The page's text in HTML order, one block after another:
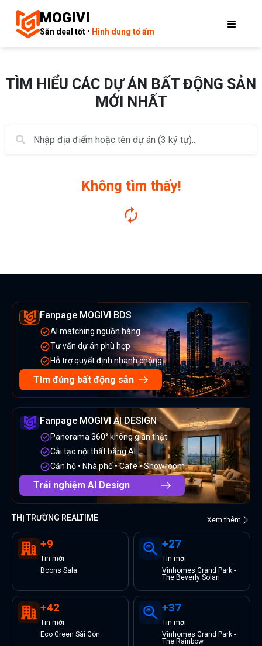
MOGIVI
Săn deal tốt • Hình dung tổ ấm
TÌM HIỂU CÁC DỰ ÁN BẤT ĐỘNG SẢN
MỚI NHẤT
Không tìm thấy!
Fanpage MOGIVI BDS
AI matching nguồn hàng
Tư vấn dự án phù hợp
Hỗ trợ quyết định nhanh chóng
Tìm đúng bất động sản
Fanpage MOGIVI AI DESIGN
Panorama 360° không gian thật
Cải tạo nội thất bằng AI
Căn hộ • Nhà phố • Cafe • Showroom
Trải nghiệm AI Design
THỊ TRƯỜNG REALTIME Xem thêm
+9
Tin mới
Bcons Sala
+27
Tin mới
Vinhomes Grand Park -
The Beverly Solari
+42
Tin mới
Eco Green Sài Gòn
+37
Tin mới
Vinhomes Grand Park -
The Rainbow